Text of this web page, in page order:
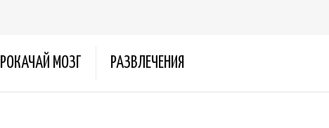
ПРОКАЧАЙ МОЗГ РАЗВЛЕЧЕНИЯ